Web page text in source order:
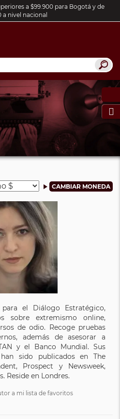
a $99.900 para Bogotá y de
a nivel nacional

el Diálogo Estratégico,
sobre extremismo online,
de odio. Recoge pruebas
además de asesorar a
y el Banco Mundial. Sus
sido publicados en The
Prospect y Newsweek,
Reside en Londres.
a mi lista de favoritos